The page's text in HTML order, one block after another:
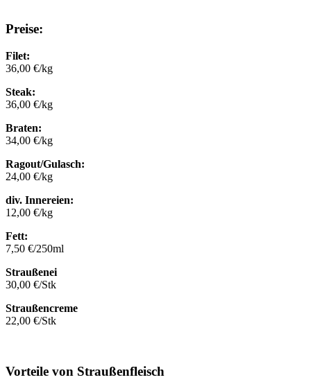
Preise:
Filet:
36,00 €/kg
Steak:
36,00 €/kg
Braten:
34,00 €/kg
Ragout/Gulasch:
24,00 €/kg
div. Innereien:
12,00 €/kg
Fett:
7,50 €/250ml
Straußenei
30,00 €/Stk
Straußencreme
22,00 €/Stk
Vorteile von Straußenfleisch